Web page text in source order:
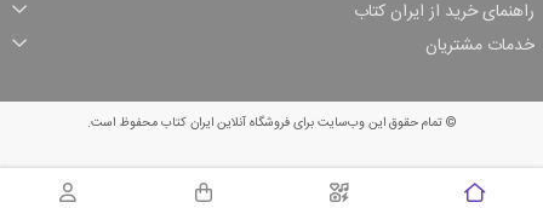
راهنمای خرید از ایران کتاب
ثبت سفارش
شرایط ارسال سفارش
شیوه پرداخت
تخفیف‌های خرید
خدمات مشتریان
© تمام حقوق این وب‌سایت برای فروشگاه آنلاین ایران کتاب محفوظ است.
سبد خرید